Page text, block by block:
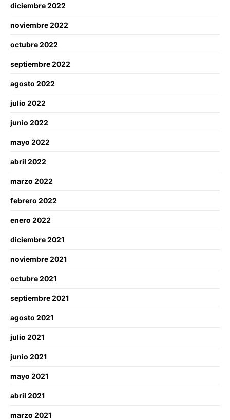
diciembre 2022
noviembre 2022
octubre 2022
septiembre 2022
agosto 2022
julio 2022
junio 2022
mayo 2022
abril 2022
marzo 2022
febrero 2022
enero 2022
diciembre 2021
noviembre 2021
octubre 2021
septiembre 2021
agosto 2021
julio 2021
junio 2021
mayo 2021
abril 2021
marzo 2021